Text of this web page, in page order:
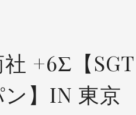
+6Σ【SGT
ン】IN 東京